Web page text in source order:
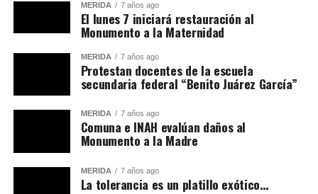
MÉRIDA 7 años ago
El lunes 7 iniciará restauración al
Monumento a la Maternidad
MÉRIDA 7 años ago
Protestan docentes de la escuela
secundaria federal “Benito Juárez García”
MÉRIDA 7 años ago
Comuna e INAH evalúan daños al
Monumento a la Madre
MÉRIDA 7 años ago
La tolerancia es un platillo exótico…